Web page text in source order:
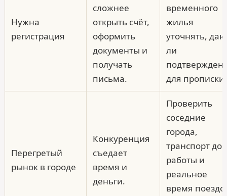
Нужна
регистрация
сложнее
открыть счёт,
оформить
документы и
получать
письма.
временного
жилья
уточнять,
ли
для прописки.
Перегретый
рынок в городе
Конкуренция
съедает
время и
деньги.
Проверить
соседние
города,
транспорт до
работы и
реальное
время